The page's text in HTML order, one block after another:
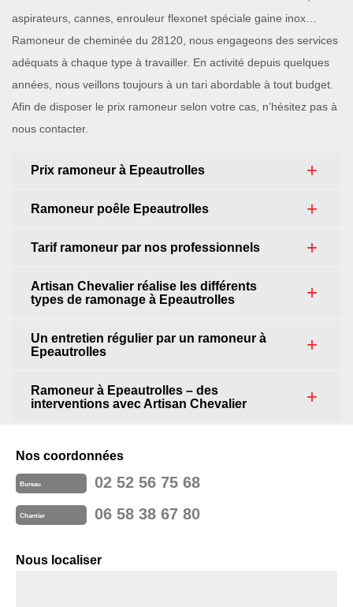
aspirateurs, cannes, enrouleur flexonet spéciale gaine inox…
Ramoneur de cheminée du 28120, nous engageons des services
adéquats à chaque type à travailler. En activité depuis quelques
années, nous veillons toujours à un tari abordable à tout budget.
Afin de disposer le prix ramoneur selon votre cas, n’hésitez pas à
nous contacter.
Prix ramoneur à Epeautrolles
Ramoneur poêle Epeautrolles
Tarif ramoneur par nos professionnels
Artisan Chevalier réalise les différents
types de ramonage à Epeautrolles
Un entretien régulier par un ramoneur à
Epeautrolles
Ramoneur à Epeautrolles – des
interventions avec Artisan Chevalier
Nos coordonnées
Bureau 02 52 56 75 68
Chantier 06 58 38 67 80
Nous localiser